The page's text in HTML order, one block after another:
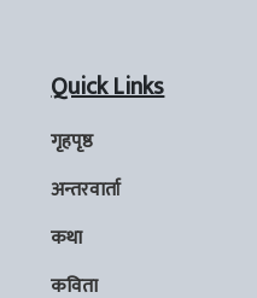
Quick Links
गृहपृष्ठ
अन्तरवार्ता
कथा
कविता